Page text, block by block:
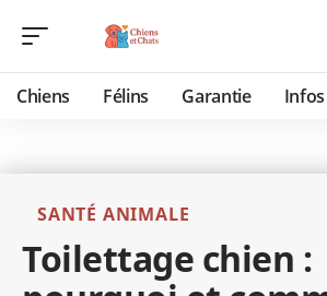
Chiens Félins Garantie Infos
SANTÉ ANIMALE
Toilettage chien :